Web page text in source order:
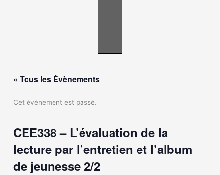
« Tous les Évènements
Cet évènement est passé.
CEE338 – L’évaluation de la
lecture par l’entretien et l’album
de jeunesse 2/2